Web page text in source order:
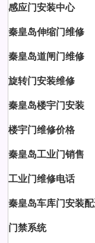
感应门安装中心
秦皇岛伸缩门维修
秦皇岛道闸门维修
旋转门安装维修
秦皇岛楼宇门安装
楼宇门维修价格
秦皇岛工业门销售
工业门维修电话
秦皇岛车库门安装
门禁系统